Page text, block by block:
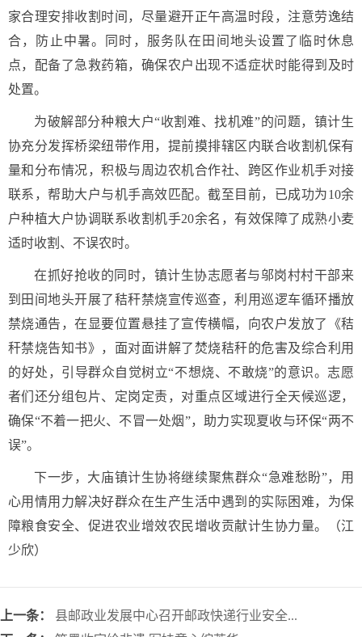
家合理安排收割时间，尽量避开正午高温时段，注意劳逸结
合，防止中暑。同时，服务队在田间地头设置了临时休息
点，配备了急救药箱，确保农户出现不适症状时能得到及时
处置。
为破解部分种粮大户“收割难、找机难”的问题，镇计生
协充分发挥桥梁纽带作用，提前摸排辖区内联合收割机保有
量和分布情况，积极与周边农机合作社、跨区作业机手对接
联系，帮助大户与机手高效匹配。截至目前，已成功为10余
户种植大户协调联系收割机手20余名，有效保障了成熟小麦
适时收割、不误农时。
在抓好抢收的同时，镇计生协志愿者与邬岗村村干部来
到田间地头开展了秸秆禁烧宣传巡查，利用巡逻车循环播放
禁烧通告，在显要位置悬挂了宣传横幅，向农户发放了《秸
秆禁烧告知书》，面对面讲解了焚烧秸秆的危害及综合利用
的好处，引导群众自觉树立“不想烧、不敢烧”的意识。志愿
者们还分组包片、定岗定责，对重点区域进行全天候巡逻，
确保“不着一把火、不冒一处烟”，助力实现夏收与环保“两不
误”。
下一步，大庙镇计生协将继续聚焦群众“急难愁盼”，用
心用情用力解决好群众在生产生活中遇到的实际困难，为保
障粮食安全、促进农业增效农民增收贡献计生协力量。（江
少欣）
上一条：
县邮政业发展中心召开邮政快递行业安全...